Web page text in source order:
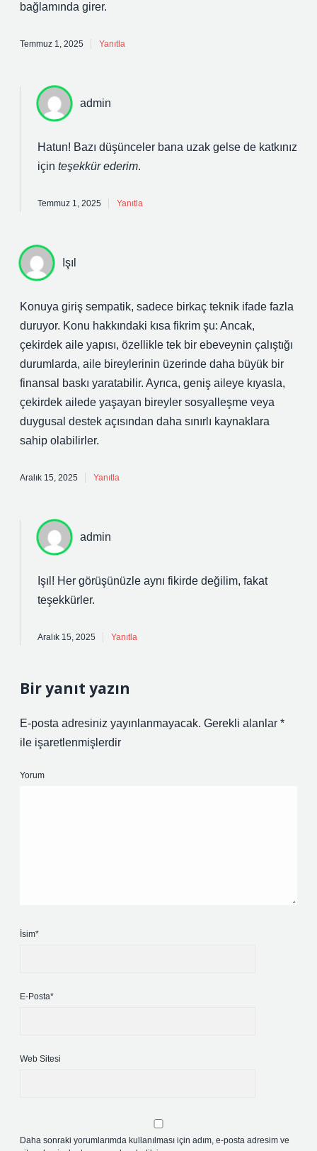
bağlamında girer.
Temmuz 1, 2025 Yanıtla
admin
Hatun! Bazı düşünceler bana uzak gelse de katkınız
için teşekkür ederim.
Temmuz 1, 2025 Yanıtla
Işıl
Konuya giriş sempatik, sadece birkaç teknik ifade fazla
duruyor. Konu hakkındaki kısa fikrim şu: Ancak,
çekirdek aile yapısı, özellikle tek bir ebeveynin çalıştığı
durumlarda, aile bireylerinin üzerinde daha büyük bir
finansal baskı yaratabilir. Ayrıca, geniş aileye kıyasla,
çekirdek ailede yaşayan bireyler sosyalleşme veya
duygusal destek açısından daha sınırlı kaynaklara
sahip olabilirler.
Aralık 15, 2025 Yanıtla
admin
Işıl! Her görüşünüzle aynı fikirde değilim, fakat
teşekkürler.
Aralık 15, 2025 Yanıtla
Bir yanıt yazın
E-posta adresiniz yayınlanmayacak. Gerekli alanlar *
ile işaretlenmişlerdir
Yorum
İsim*
E-Posta*
Web Sitesi
Daha sonraki yorumlarımda kullanılması için adım, e-posta adresim ve